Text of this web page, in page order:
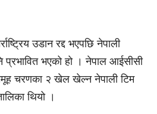
उडान रद्द भएपछि नेपाली
प्रभावित भएको हो । नेपाल आईसीसी
चरणका २ खेल खेल्न नेपाली टिम
थियो ।